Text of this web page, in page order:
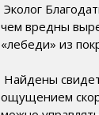
Эколог
чем вредны
«лебеди» из
Найдены
ощущением